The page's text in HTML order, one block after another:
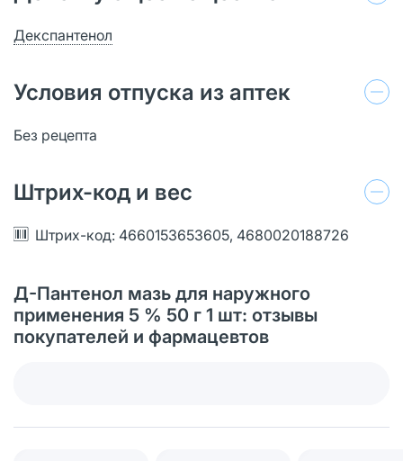
Декспантенол
Условия отпуска из аптек
Без рецепта
Штрих-код и вес
Штрих-код: 4660153653605, 4680020188726
Д-Пантенол мазь для наружного
применения 5 % 50 г 1 шт: отзывы
покупателей и фармацевтов